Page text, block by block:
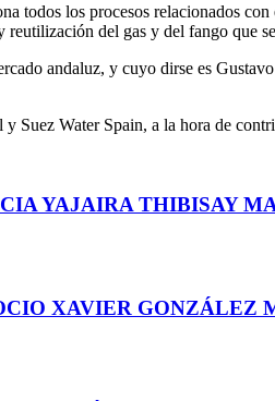
todos los procesos relacionados
del gas y del fango que
andaluz, y cuyo dirse es
y Suez Water Spain, a la hora de
YAJAIRA THIBISAY
XAVIER GONZÁLEZ